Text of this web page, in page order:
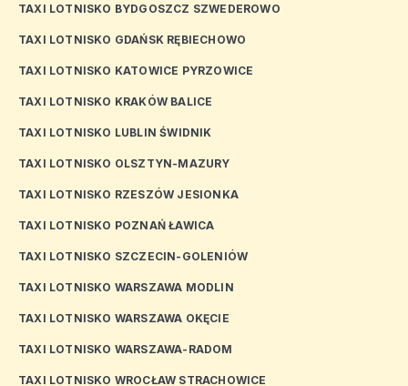
TAXI LOTNISKO BYDGOSZCZ SZWEDEROWO
TAXI LOTNISKO GDAŃSK RĘBIECHOWO
TAXI LOTNISKO KATOWICE PYRZOWICE
TAXI LOTNISKO KRAKÓW BALICE
TAXI LOTNISKO LUBLIN ŚWIDNIK
TAXI LOTNISKO OLSZTYN-MAZURY
TAXI LOTNISKO RZESZÓW JESIONKA
TAXI LOTNISKO POZNAŃ ŁAWICA
TAXI LOTNISKO SZCZECIN-GOLENIÓW
TAXI LOTNISKO WARSZAWA MODLIN
TAXI LOTNISKO WARSZAWA OKĘCIE
TAXI LOTNISKO WARSZAWA-RADOM
TAXI LOTNISKO WROCŁAW STRACHOWICE